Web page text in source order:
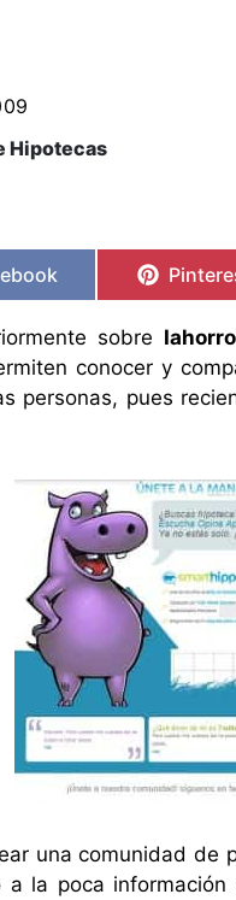
Hipotecas
en
sobre Iahorro
conocer y
personas, pues
una comunidad de
a la poca
en